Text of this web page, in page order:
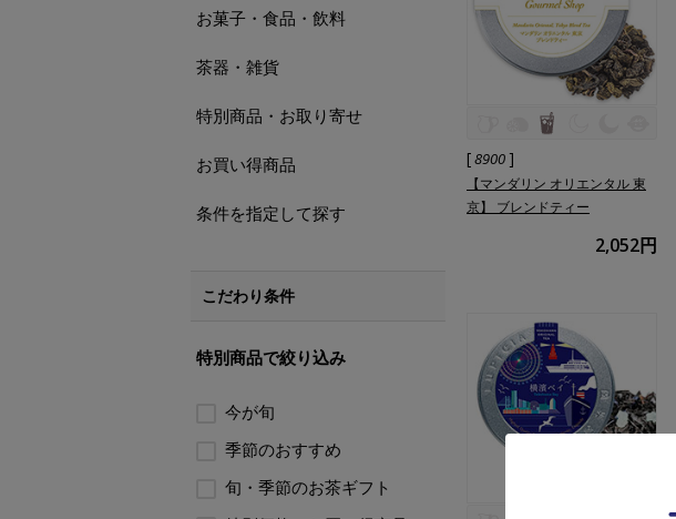
[8900 ]
【マンダリン オリエンタル 東
京】 ブレンドティー
2,052円
お菓子・食品・飲料
茶器・雑貨
特別商品・お取り寄せ
お買い得商品
条件を指定して探す
こだわり条件
特別商品で絞り込み
今が旬
季節のおすすめ
旬・季節のお茶ギフト